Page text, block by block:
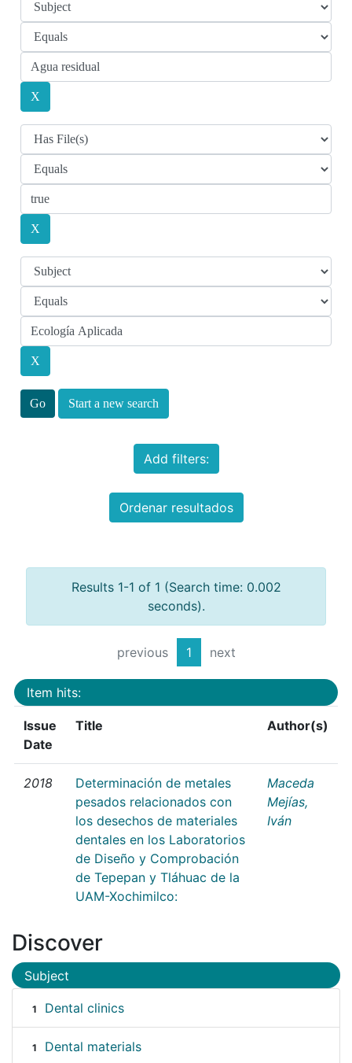
Start a new search
Add filters:
Ordenar resultados
Results 1-1 of 1 (Search time: 0.002
seconds).
previous 1 next
Item hits:
Issue
Date
Title Author(s)
2018
Determinación de metales
pesados relacionados con
los desechos de materiales
dentales en los Laboratorios
de Diseño y Comprobación
de Tepepan y Tláhuac de la
UAM-Xochimilco:
Maceda
Mejías,
Iván
Discover
Subject
1 Dental clinics
1 Dental materials